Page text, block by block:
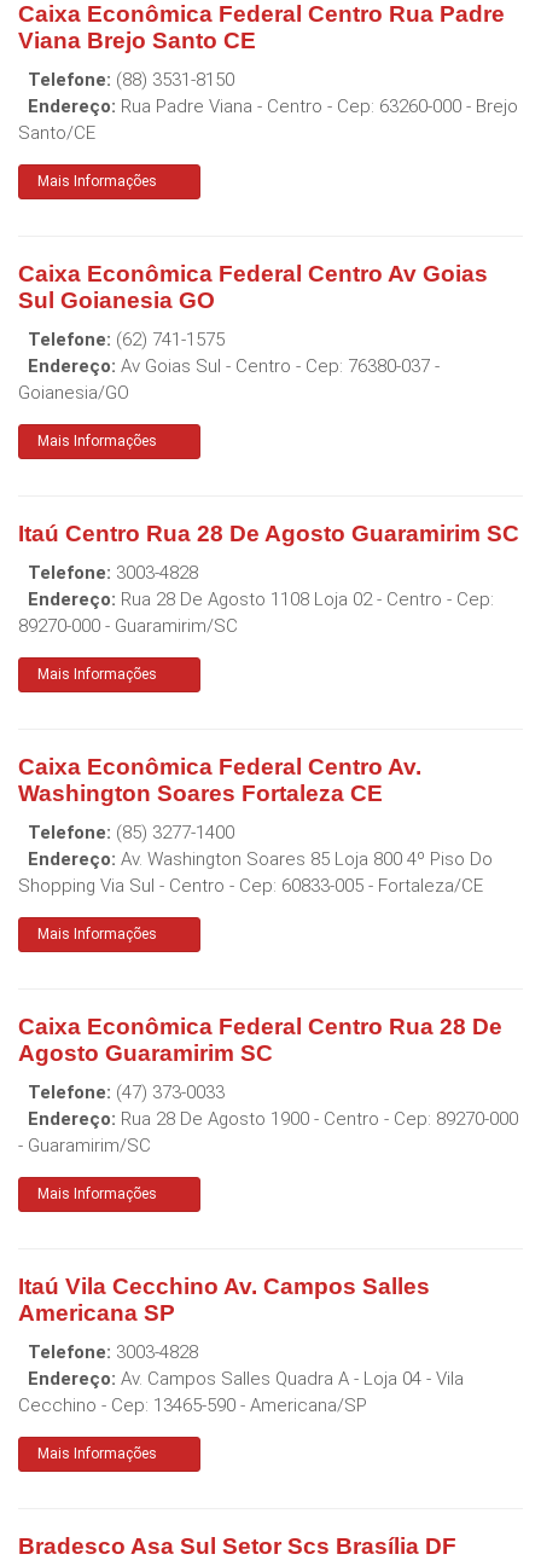
Caixa Econômica Federal Centro Rua Padre
Viana Brejo Santo CE
Telefone: (88) 3531-8150
Endereço: Rua Padre Viana - Centro - Cep: 63260-000 - Brejo
Santo/CE
Mais Informações
Caixa Econômica Federal Centro Av Goias
Sul Goianesia GO
Telefone: (62) 741-1575
Endereço: Av Goias Sul - Centro - Cep: 76380-037 -
Goianesia/GO
Mais Informações
Itaú Centro Rua 28 De Agosto Guaramirim SC
Telefone: 3003-4828
Endereço: Rua 28 De Agosto 1108 Loja 02 - Centro - Cep:
89270-000 - Guaramirim/SC
Mais Informações
Caixa Econômica Federal Centro Av.
Washington Soares Fortaleza CE
Telefone: (85) 3277-1400
Endereço: Av. Washington Soares 85 Loja 800 4º Piso Do
Shopping Via Sul - Centro - Cep: 60833-005 - Fortaleza/CE
Mais Informações
Caixa Econômica Federal Centro Rua 28 De
Agosto Guaramirim SC
Telefone: (47) 373-0033
Endereço: Rua 28 De Agosto 1900 - Centro - Cep: 89270-000
- Guaramirim/SC
Mais Informações
Itaú Vila Cecchino Av. Campos Salles
Americana SP
Telefone: 3003-4828
Endereço: Av. Campos Salles Quadra A - Loja 04 - Vila
Cecchino - Cep: 13465-590 - Americana/SP
Mais Informações
Bradesco Asa Sul Setor Scs Brasília DF